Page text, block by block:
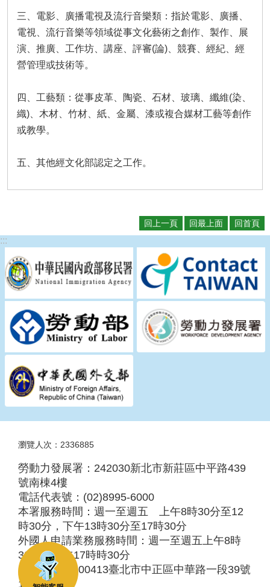
檢
舉
瀆
三、電影、廣播電視及流行音樂類：指於電影、廣播、
電視、流行音樂等領域從事文化藝術之創作、製作、展
演、推廣、工作坊、講座、評審(論)、競賽、經紀、經
營管理或技術等。
四、工藝類：從事皮革、陶瓷、石材、玻璃、纖維(染、
織)、木材、竹材、紙、金屬、漆或複合媒材工藝等創作
或教學。
五、其他經文化部認定之工作。
回上一頁 回最上面 回首頁
:::
瀏覽人次：2336885
勞動力發展署：242030新北市新莊區中平路439
號南棟4樓
電話代表號：(02)8995-6000
本署服務時間：週一至週五 上午8時30分至12
時30分，下午13時30分至17時30分
外國人申請業務服務時間：週一至週五上午8時
30分至下午17時時30分
服務地址：100413臺北市中正區中華路一段39號
10樓